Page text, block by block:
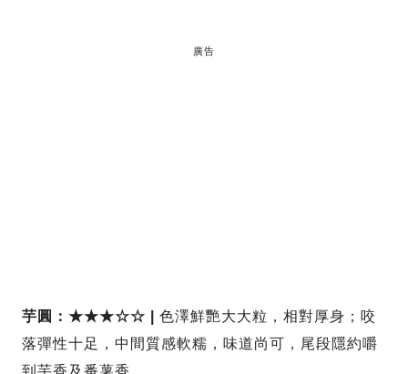
廣告
芋圓：★★★☆☆ | 色澤鮮艷大大粒，相對厚身；咬
落彈性十足，中間質感軟糯，味道尚可，尾段隱約嚼
到芋香及番薯香。